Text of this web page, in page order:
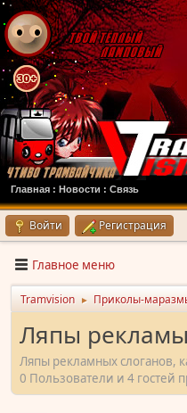
Главная : Новости : Связь
Войти Регистрация
Главное меню
Tramvision ► Приколы-
Ляпы рекламы
Ляпы рекламных слоганов,
0 Пользователи и 4 гостей